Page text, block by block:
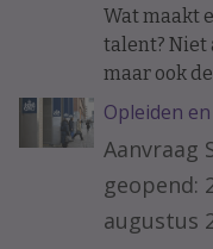
Wat maakt
talent? Niet
maar ook
ervaring op
loopbanen
langere
Opleiden
Aanvraag
geopend:
augustus